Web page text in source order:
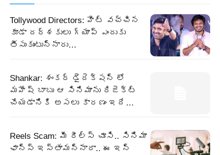
Tollywood Directors: హిట్ వచ్చిన
కూడా దర్శకులు గ్యాప్ ఎందుకు
తీసుకుంటున్నారు…
Shankar: శంకర్ డైరెక్షన్ లో
మహేష్ బాబు ఆ సినిమాను రిజెక్ట్
చేయడానికి అసలు కారణం ఇదే…
Reels Scam: మీ రీల్స్ చూసి.. సినిమా
ఛాన్స్ ఇస్తామన్నారా.. ఈ ఇన్